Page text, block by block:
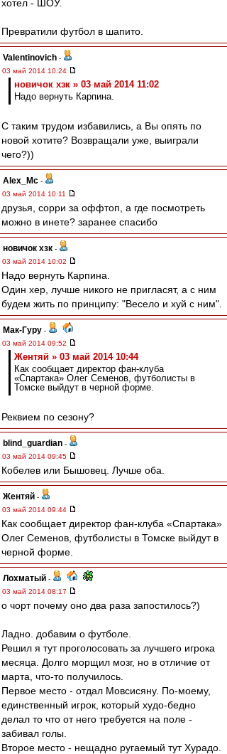
хотел - ШОУ.
Превратили футбол в шапито.
Valentinovich -
03 май 2014 10:24
новичок хзк » 03 май 2014 11:02
Надо вернуть Карпина.
С таким трудом избавились, а Вы опять по
новой хотите? Возвращали уже, выиграли
чего?))
Alex_Mc -
03 май 2014 10:11
друзья, сорри за оффтоп, а где посмотреть
можно в инете? заранее спасибо
новичок хзк -
03 май 2014 10:02
Надо вернуть Карпина.
Один хер, лучше никого не пригласят, а с ним
будем жить по принципу: "Весело и хуй с ним".
Мак-Гуру -
03 май 2014 09:52
Жентяй » 03 май 2014 10:44
Как сообщает директор фан-клуба
«Спартака» Олег Семенов, футболисты в
Томске выйдут в черной форме.
Реквием по сезону?
blind_guardian -
03 май 2014 09:45
Кобелев или Бышовец. Лучше оба.
Жентяй -
03 май 2014 09:44
Как сообщает директор фан-клуба «Спартака»
Олег Семенов, футболисты в Томске выйдут в
черной форме.
Лохматый -
03 май 2014 08:17
о чорт почему оно два раза запостилось?)
Ладно. добавим о футболе.
Решил я тут проголосовать за лучшего игрока
месяца. Долго морщил мозг, но в отличие от
марта, что-то получилось.
Первое место - отдал Мовсисяну. По-моему,
единственный игрок, который худо-бедно
делал то что от него требуется на поле -
забивал голы.
Второе место - нещадно ругаемый тут Хурадо.